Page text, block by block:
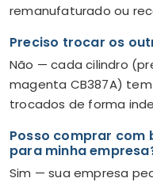
remanufaturado ou
Preciso trocar os
Não — cada cilindro
magenta CB387A)
trocados de forma
Posso comprar
para minha
Sim — sua empresa